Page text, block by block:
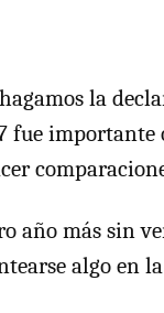
la
fue importante
año más sin
algo en